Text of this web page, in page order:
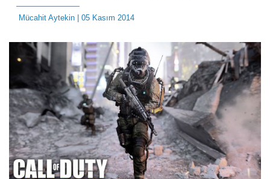
Mücahit Aytekin | 05 Kasım 2014